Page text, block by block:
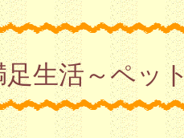
生活～ペッ